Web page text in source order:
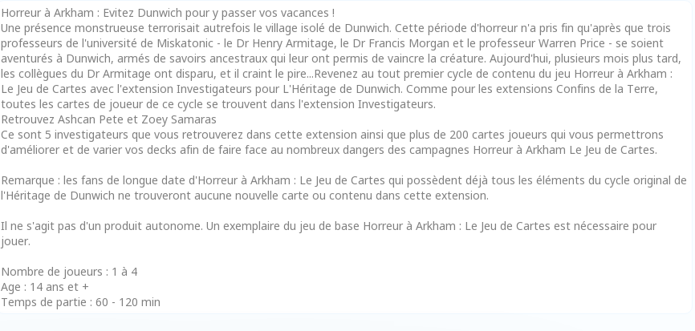
Horreur à Arkham : Evitez Dunwich pour y passer vos vacances !
Une présence monstrueuse terrorisait autrefois le village isolé de Dunwich. Cette période d'horreur n'a pris fin qu'après que trois
professeurs de l'université de Miskatonic - le Dr Henry Armitage, le Dr Francis Morgan et le professeur Warren Price - se soient
aventurés à Dunwich, armés de savoirs ancestraux qui leur ont permis de vaincre la créature. Aujourd'hui, plusieurs mois plus tard,
les collègues du Dr Armitage ont disparu, et il craint le pire...Revenez au tout premier cycle de contenu du jeu Horreur à Arkham :
Le Jeu de Cartes avec l'extension Investigateurs pour L'Héritage de Dunwich. Comme pour les extensions Confins de la Terre,
toutes les cartes de joueur de ce cycle se trouvent dans l'extension Investigateurs.
Retrouvez Ashcan Pete et Zoey Samaras
Ce sont 5 investigateurs que vous retrouverez dans cette extension ainsi que plus de 200 cartes joueurs qui vous permettrons
d'améliorer et de varier vos decks afin de faire face au nombreux dangers des campagnes Horreur à Arkham Le Jeu de Cartes.
Remarque : les fans de longue date d'Horreur à Arkham : Le Jeu de Cartes qui possèdent déjà tous les éléments du cycle original de
l'Héritage de Dunwich ne trouveront aucune nouvelle carte ou contenu dans cette extension.
Il ne s'agit pas d'un produit autonome. Un exemplaire du jeu de base Horreur à Arkham : Le Jeu de Cartes est nécessaire pour
jouer.
Nombre de joueurs : 1 à 4
Age : 14 ans et +
Temps de partie : 60 - 120 min